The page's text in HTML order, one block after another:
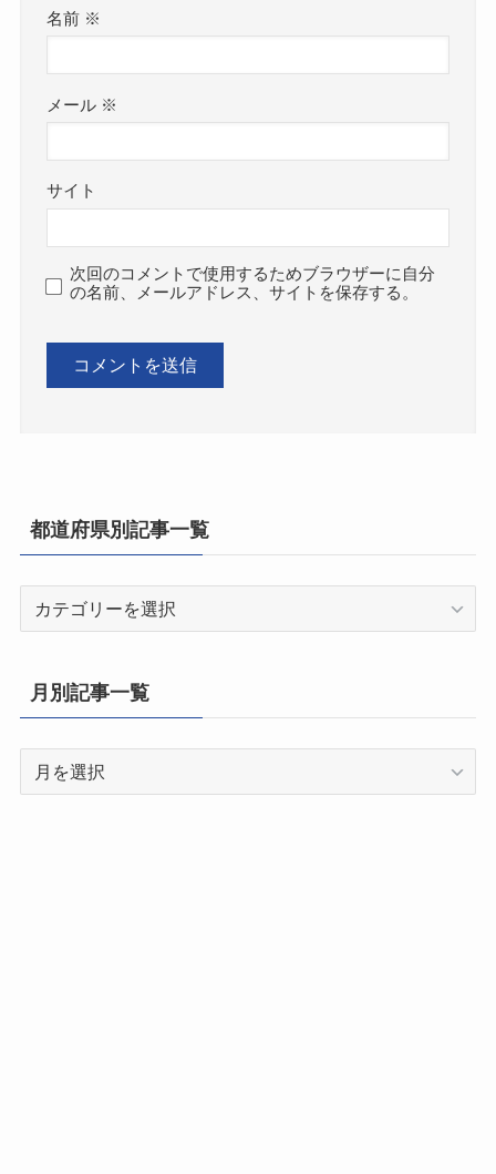
名前 ※
メール ※
サイト
次回のコメントで使用するためブラウザーに自分
の名前、メールアドレス、サイトを保存する。
都道府県別記事一覧
県
別
一
月別記事一覧